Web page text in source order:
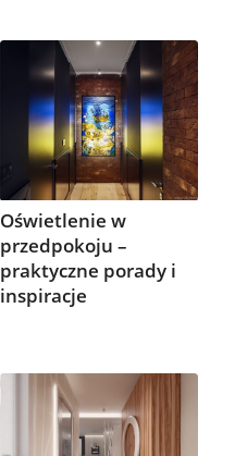
Oświetlenie w
przedpokoju –
praktyczne porady i
inspiracje